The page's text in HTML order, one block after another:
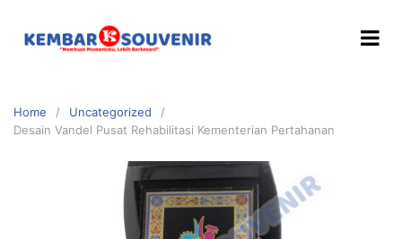
Home
Uncategorized
Desain Vandel Pusat Rehabilitasi Kementerian Pertahanan